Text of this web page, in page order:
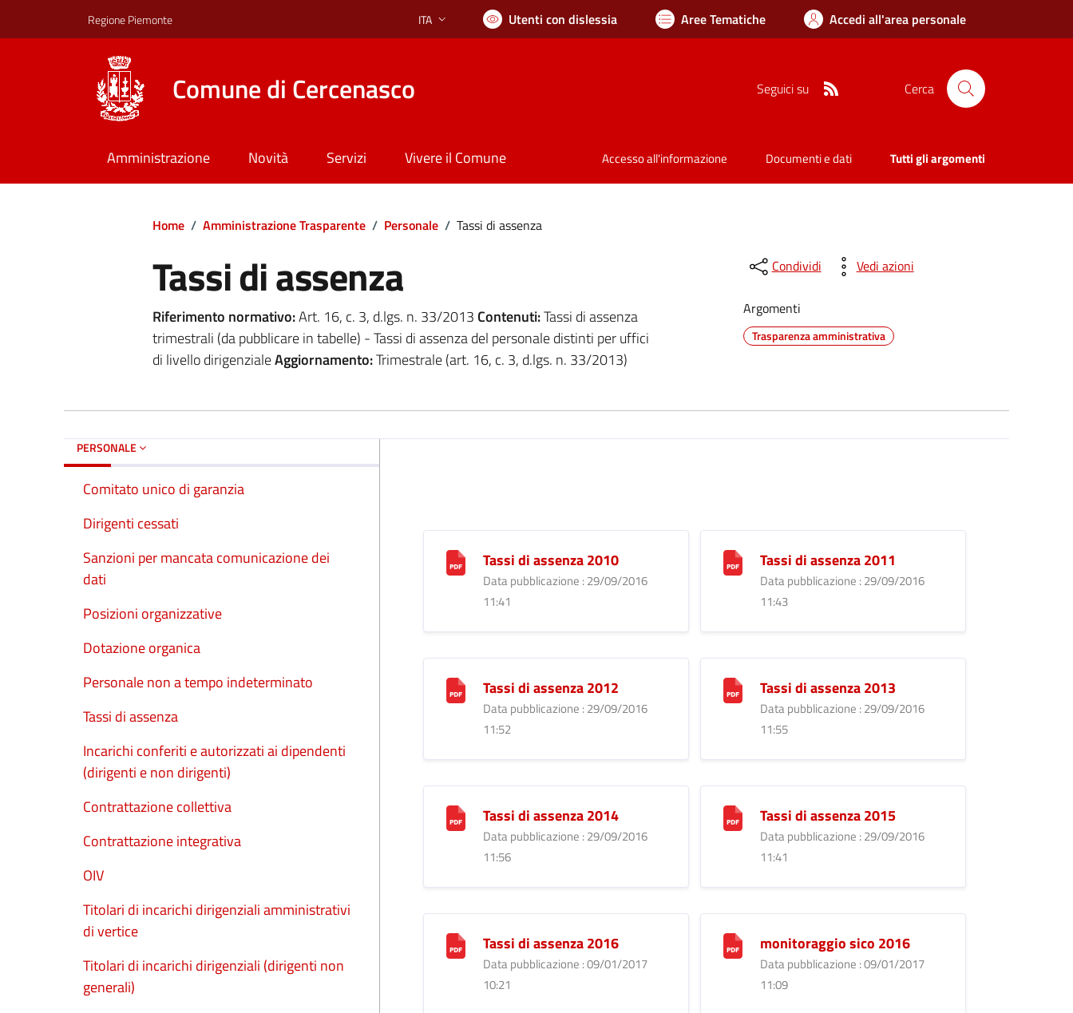
Regione Piemonte Lingua attiva:
ITA Utenti con dislessia Aree Tematiche Accedi all'area personale
Comune di Cercenasco Seguici su Cerca
Amministrazione Novità Servizi Vivere il Comune Accesso all'informazione Documenti e dati Tutti gli argomenti
Home / Amministrazione Trasparente / Personale / Tassi di assenza
Tassi di assenza
Riferimento normativo:Art. 16, c. 3, d.lgs. n. 33/2013 Contenuti:Tassi di assenza
trimestrali (da pubblicare in tabelle) - Tassi di assenza del personale distinti per uffici
di livello dirigenzialeAggiornamento:Trimestrale (art. 16, c. 3, d.lgs. n. 33/2013)
Condividi Vedi azioni
Argomenti
Trasparenza amministrativa
PERSONALE
Comitato unico di garanzia
Dirigenti cessati
Sanzioni per mancata comunicazione dei
dati
Posizioni organizzative
Dotazione organica
Personale non a tempo indeterminato
Tassi di assenza
Incarichi conferiti e autorizzati ai dipendenti
(dirigenti e non dirigenti)
Contrattazione collettiva
Contrattazione integrativa
OIV
Titolari di incarichi dirigenziali amministrativi
di vertice
Titolari di incarichi dirigenziali (dirigenti non
generali)
Tassi di assenza 2010
Data pubblicazione : 29/09/2016
11:41
Tassi di assenza 2011
Data pubblicazione : 29/09/2016
11:43
Tassi di assenza 2012
Data pubblicazione : 29/09/2016
11:52
Tassi di assenza 2013
Data pubblicazione : 29/09/2016
11:55
Tassi di assenza 2014
Data pubblicazione : 29/09/2016
11:56
Tassi di assenza 2015
Data pubblicazione : 29/09/2016
11:41
Tassi di assenza 2016
Data pubblicazione : 09/01/2017
10:21
monitoraggio sico 2016
Data pubblicazione : 09/01/2017
11:09